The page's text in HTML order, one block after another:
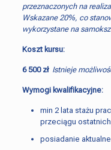
przeznaczonych na
Wskazane 20%, co
wykorzystane na
Koszt kursu:
6 500 zł Istnieje
Wymogi kwalifikacyjne:
min 2 lata stażu
przeciągu
posiadanie